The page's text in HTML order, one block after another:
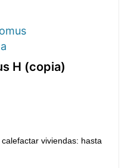
H (copia)
viviendas: hasta